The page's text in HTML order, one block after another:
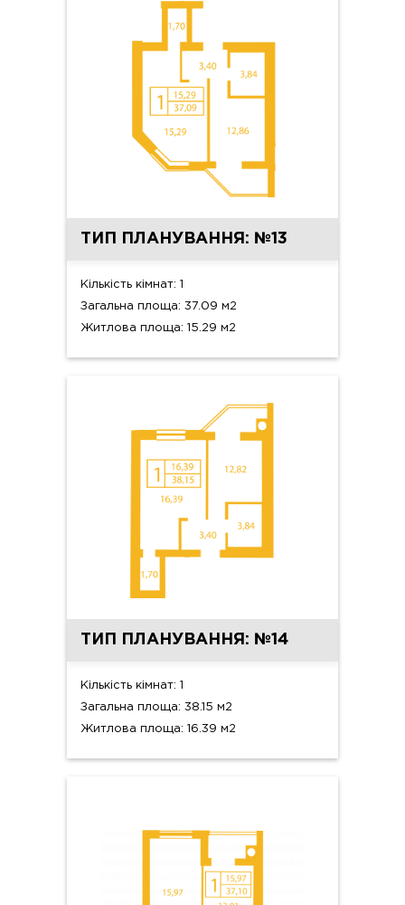
ТИП ПЛАНУВАННЯ: №13
Кількість кімнат: 1
Загальна площа: 37.09 м2
Житлова площа: 15.29 м2
ТИП ПЛАНУВАННЯ: №14
Кількість кімнат: 1
Загальна площа: 38.15 м2
Житлова площа: 16.39 м2